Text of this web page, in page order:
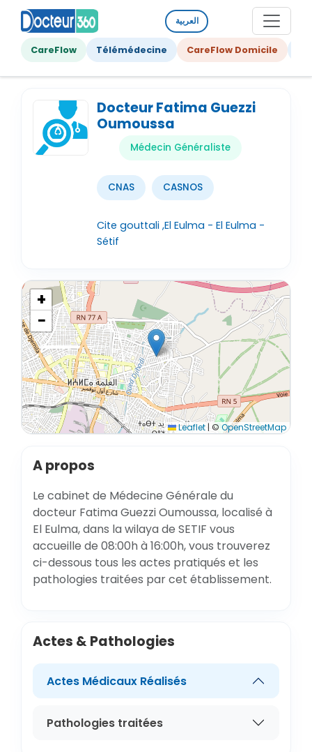
العربية
CareFlow Télémédecine CareFlow Domicile
Docteur Fatima Guezzi
Oumoussa
Médecin Généraliste
CNAS CASNOS
Cite gouttali ,El Eulma - El Eulma -
Sétif
+
−
Leaflet | © OpenStreetMap
A propos
Le cabinet de Médecine Générale du
docteur Fatima Guezzi Oumoussa, localisé à
El Eulma, dans la wilaya de SETIF vous
accueille de 08:00h à 16:00h, vous trouverez
ci-dessous tous les actes pratiqués et les
pathologies traitées par cet établissement.
Actes & Pathologies
Actes Médicaux Réalisés
Pathologies traitées